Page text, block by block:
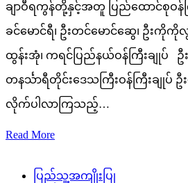
ချာဝီရကွန်တို့နှင့်အတူ ပြည်ထောင်စုဝန်က
ခင်မောင်ရီ၊ ဦးတင်မောင်ဆွေ၊ ဦးကိုကိုလွင်
ထွန်းအုံ၊ ကရင်ပြည်နယ်ဝန်ကြီးချုပ် ဦးစ
တနင်္သာရီတိုင်းဒေသကြီးဝန်ကြီးချုပ် ဦ
လိုက်ပါလာကြသည့်…
Read More
ပြည်သူ့အကျိုးပြု